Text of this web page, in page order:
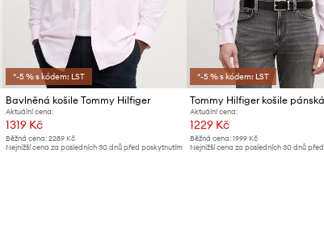
*-5 % s kódem: LST
Bavlněná košile Tommy Hilfiger
Aktuální cena:
1319 Kč
Běžná cena: 2289 Kč
Nejnižší cena za posledních 30 dnů před poskytnutím
*-5 % s kódem: LST
Aktuální cena:
1229 Kč
Běžná cena: 1999 Kč
Nejnižší cena za posledních 30 dnů